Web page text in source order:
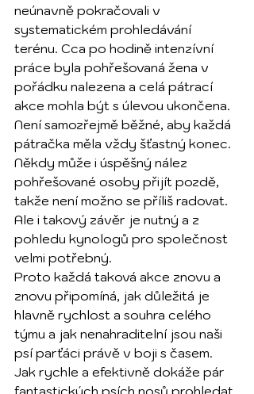
neúnavně pokračovali v
systematickém prohledávání
terénu. Cca po hodině intenzívní
práce byla pohřešovaná žena v
pořádku nalezena a celá pátrací
akce mohla být s úlevou ukončena.
Není samozřejmě běžné, aby každá
pátračka měla vždy šťastný konec.
Někdy může i úspěšný nález
pohřešované osoby přijít pozdě,
takže není možno se příliš radovat.
Ale i takový závěr je nutný a z
pohledu kynologů pro společnost
velmi potřebný.
Proto každá taková akce znovu a
znovu připomíná, jak důležitá je
hlavně rychlost a souhra celého
týmu a jak nenahraditelní jsou naši
psí parťáci právě v boji s časem.
Jak rychle a efektivně dokáže pár
fantastických psích nosů prohledat